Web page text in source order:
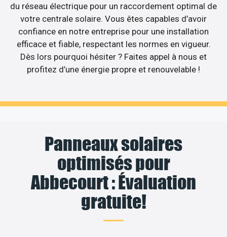
du réseau électrique pour un raccordement optimal de
votre centrale solaire. Vous êtes capables d’avoir
confiance en notre entreprise pour une installation
efficace et fiable, respectant les normes en vigueur.
Dès lors pourquoi hésiter ? Faites appel à nous et
profitez d’une énergie propre et renouvelable !
Panneaux solaires
optimisés pour
Abbecourt : Évaluation
gratuite!